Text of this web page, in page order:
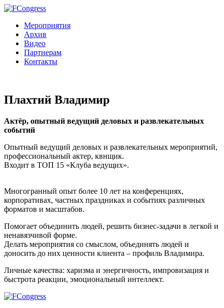
Мероприятия
Архив
Видео
Партнерам
Контакты
Плахтий Владимир
Актёр, опытный ведущий деловых и развлекательных
событий
Опытный ведущий деловых и развлекательных мероприятий,
профессиональный актер, квнщик.
Входит в ТОП 15 «Клуба ведущих».
Многогранный опыт более 10 лет на конференциях,
корпоративах, частных праздниках и событиях различных
форматов и масштабов.
Помогает объединить людей, решить бизнес-задачи в легкой и
ненавязчивой форме.
Делать мероприятия со смыслом, объединять людей и
доносить до них ценности клиента – профиль Владимира.
Личные качества: харизма и энергичность, импровизация и
быстрота реакции, эмоциональный интеллект.